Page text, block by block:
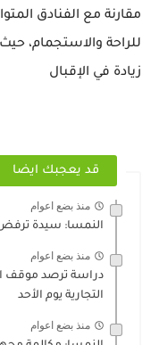
مقارنة مع الفنادق
للراحة والاستجمام،
زيادة في الإقبال
قد يعجبك ايضا
منذ بضع اعوام
النمسا: سيدة
منذ بضع اعوام
دراسة ترصد موقف
التجارية يوم الأحد
منذ بضع اعوام